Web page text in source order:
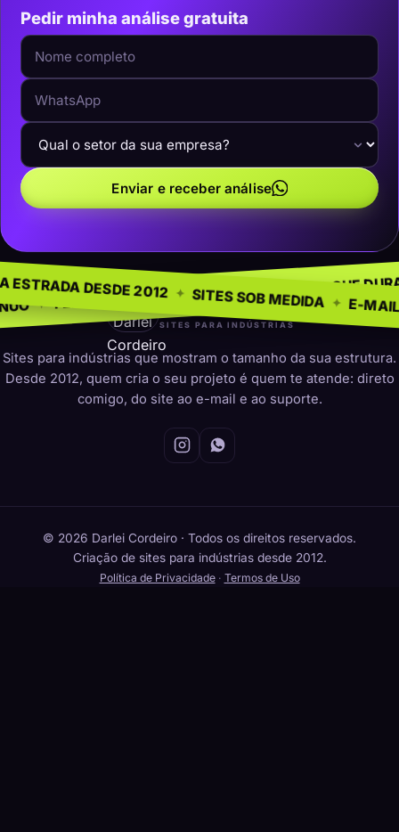
Pedir minha análise gratuita
Enviar e receber análise
INDÚSTRIAS ✦ PRESENÇA QUE DURA SEM
✦ NA ESTRADA DESDE 2012 ✦ SITES SOB
darleicordeiro
SITES PARA INDÚSTRIAS
Sites para indústrias que mostram o tamanho da sua estrutura.
Desde 2012, quem cria o seu projeto é quem te atende: direto
comigo, do site ao e-mail e ao suporte.
© 2026 Darlei Cordeiro · Todos os direitos reservados.
Criação de sites para indústrias desde 2012.
Política de Privacidade· Termos de Uso